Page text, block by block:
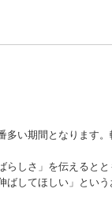
多い期間となります
らしさ」を伝えると
してほしい」とい